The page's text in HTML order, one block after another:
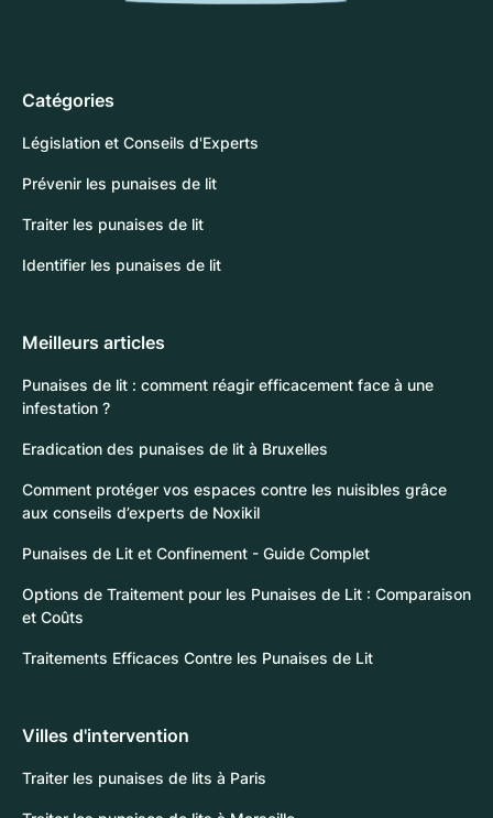
Catégories
Législation et Conseils d'Experts
Prévenir les punaises de lit
Traiter les punaises de lit
Identifier les punaises de lit
Meilleurs articles
Punaises de lit : comment réagir efficacement face à une
infestation ?
Eradication des punaises de lit à Bruxelles
Comment protéger vos espaces contre les nuisibles grâce
aux conseils d’experts de Noxikil
Punaises de Lit et Confinement - Guide Complet
Options de Traitement pour les Punaises de Lit : Comparaison
et Coûts
Traitements Efficaces Contre les Punaises de Lit
Villes d'intervention
Traiter les punaises de lits à Paris